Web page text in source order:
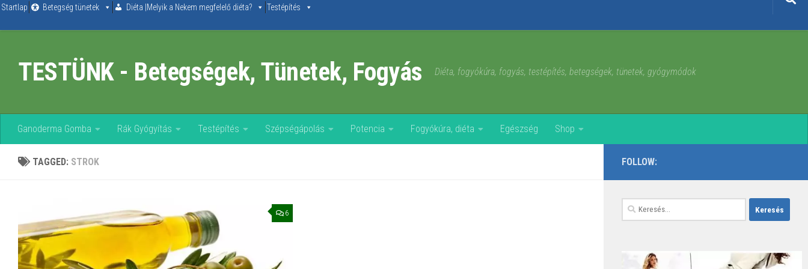
Skip to content
Startlap Betegség tünetek Diéta |Melyik a Nekem megfelelő diéta? Testépítés
TESTÜNK - Betegségek, Tünetek, Fogyás Diéta, fogyókúra, fogyás, testépítés, betegségek, tünetek, gyógymódok
Ganoderma Gomba Rák Gyógyítás Testépítés Szépségápolás Potencia Fogyókúra, diéta Egészség Shop
TAGGED: STROK
6
FOLLOW:
Keresés: